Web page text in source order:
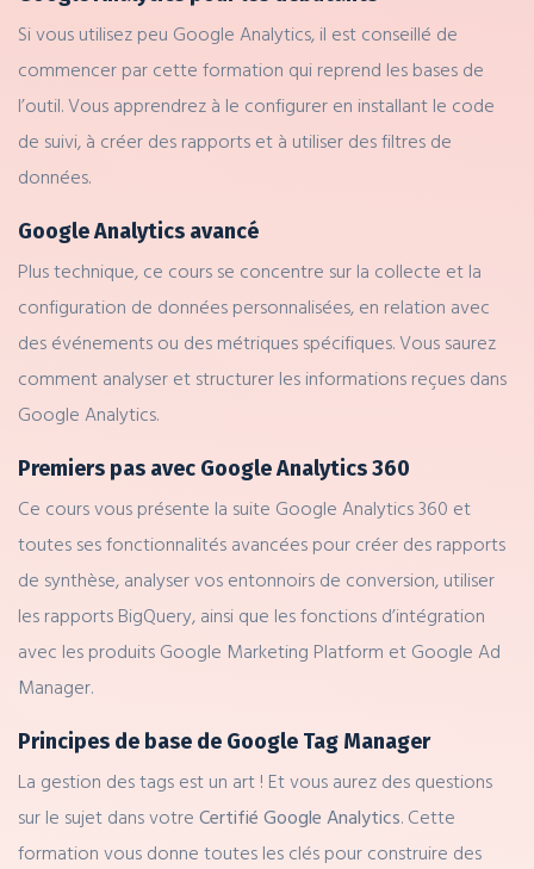
Si vous utilisez peu Google Analytics, il est conseillé de
commencer par cette formation qui reprend les bases de
l’outil. Vous apprendrez à le configurer en installant le code
de suivi, à créer des rapports et à utiliser des filtres de
données.
Google Analytics avancé
Plus technique, ce cours se concentre sur la collecte et la
configuration de données personnalisées, en relation avec
des événements ou des métriques spécifiques. Vous saurez
comment analyser et structurer les informations reçues dans
Google Analytics.
Premiers pas avec Google Analytics 360
Ce cours vous présente la suite Google Analytics 360 et
toutes ses fonctionnalités avancées pour créer des rapports
de synthèse, analyser vos entonnoirs de conversion, utiliser
les rapports BigQuery, ainsi que les fonctions d’intégration
avec les produits Google Marketing Platform et Google Ad
Manager.
Principes de base de Google Tag Manager
La gestion des tags est un art ! Et vous aurez des questions
sur le sujet dans votre Certifié Google Analytics. Cette
formation vous donne toutes les clés pour construire des